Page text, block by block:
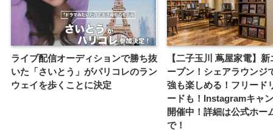
ライブ配信オーディションで勝ち抜
いた「さいとう」がパリコレのラン
ウェイを歩くことに決定
【二子玉川 蔦屋家電】
ープン！シェアラウンジ
強も楽しめる！フリード
ードも！Instagramキャ
開催中！詳細は公式ホー
で！